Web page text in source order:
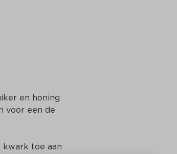
en honing
voor een de
kwark toe aan